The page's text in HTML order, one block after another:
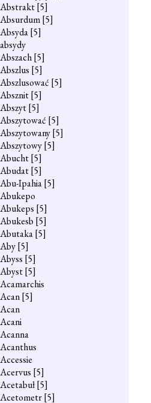
Abstrakt[5]
Absurdum[5]
Absyda[5]
absydy
Abszach[5]
Abszlus [5]
Abszlusować [5]
Absznit[5]
Abszyt[5]
Abszytować [5]
Abszytowany[5]
Abszytowy[5]
Abucht[5]
Abudat[5]
Abu-Ipahia[5]
Abukepo
Abukeps [5]
Abukesb [5]
Abutaka[5]
Aby[5]
Abyss [5]
Abyst[5]
Acamarchis
Acan[5]
Acan
Acani
Acanna
Acanthus
Accessie
Acervus [5]
Acetabuł[5]
Acetometr[5]